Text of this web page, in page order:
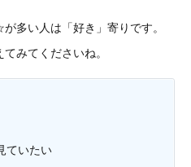
多い人は「好き」寄りです。
みてくださいね。
ていたい